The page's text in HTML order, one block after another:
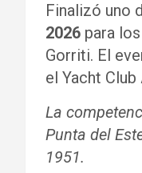
Finalizó uno
2026 para
Gorriti. El
el Yacht
La
Punta del
1951.